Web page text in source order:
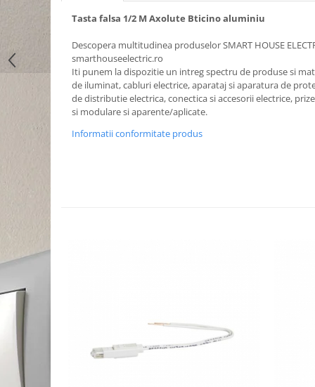
Tasta falsa 1/2 M Axolute Bticino aluminiu
Descopera multitudinea produselor SMART HOUSE
smarthouseelectric.ro
Iti punem la dispozitie un intreg spectru de produse si
de iluminat, cabluri electrice, aparataj si aparatura de
de distributie electrica, conectica si accesorii electrice,
si modulare si aparente/aplicate.
Informatii conformitate produs